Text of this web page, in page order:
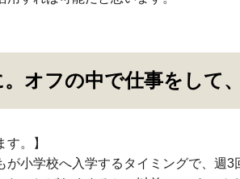
。オフの中で仕事をして
。】
小学校へ入学するタイミングで、週3